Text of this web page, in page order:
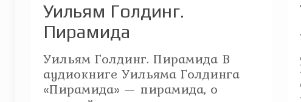
Уильям Голдинг.
Пирамида
Уильям Голдинг. Пирамида В
аудиокниге Уильяма Голдинга
«Пирамида» — пирамида, о